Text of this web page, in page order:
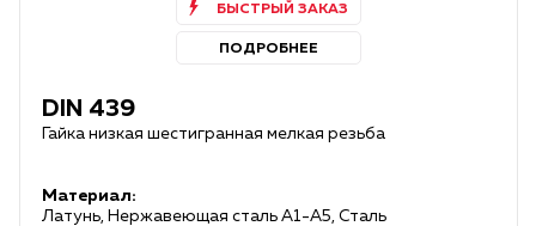
БЫСТРЫЙ ЗАКАЗ
ПОДРОБНЕЕ
DIN 439
Гайка низкая шестигранная мелкая резьба
Материал:
Латунь, Нержавеющая сталь А1-А5, Сталь